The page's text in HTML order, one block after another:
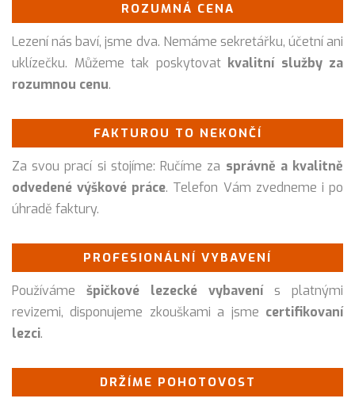
ROZUMNÁ CENA
Lezení nás baví, jsme dva. Nemáme sekretářku, účetní ani
uklízečku. Můžeme tak poskytovat kvalitní služby za
rozumnou cenu.
FAKTUROU TO NEKONČÍ
Za svou prací si stojíme: Ručíme za správně a kvalitně
odvedené výškové práce. Telefon Vám zvedneme i po
úhradě faktury.
PROFESIONÁLNÍ VYBAVENÍ
Používáme špičkové lezecké vybavenís platnými
revizemi, disponujeme zkouškami a jsme certifikovaní
lezci.
DRŽÍME POHOTOVOST